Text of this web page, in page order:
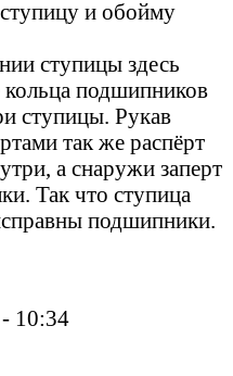
и обойму
ступицы здесь
подшипников
ступицы. Рукав
так же распёрт
а снаружи заперт
Так что ступица
подшипники.
10:34